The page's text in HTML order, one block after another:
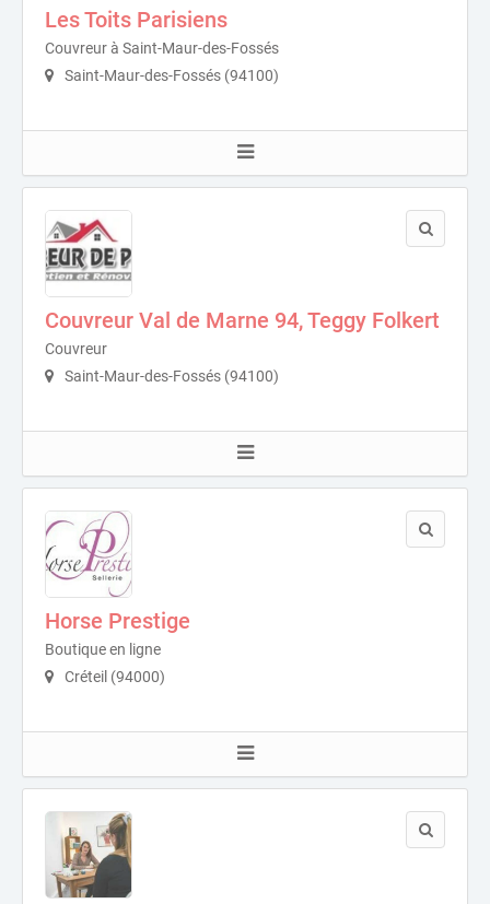
Les Toits Parisiens
Couvreur à Saint-Maur-des-Fossés
Saint-Maur-des-Fossés (94100)
Couvreur Val de Marne 94, Teggy Folkert
Couvreur
Saint-Maur-des-Fossés (94100)
Horse Prestige
Boutique en ligne
Créteil (94000)